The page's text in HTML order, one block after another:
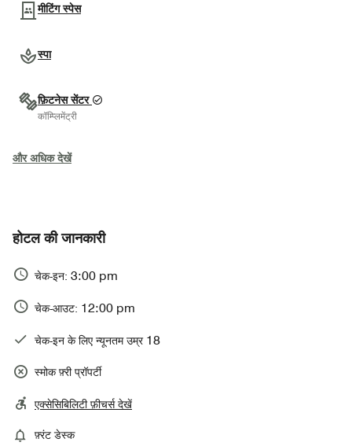
मीटिंग स्पेस
स्पा
फ़िटनेस सेंटर
कॉम्प्लिमेंट्री
और अधिक देखें
होटल की जानकारी
चेक-इन: 3:00 pm
चेक-आउट: 12:00 pm
चेक-इन के लिए न्यूनतम उम्र 18
स्मोक फ़्री प्रॉपर्टी
एक्सेसिबिलिटी फ़ीचर्स देखें
फ़्रंट डेस्क